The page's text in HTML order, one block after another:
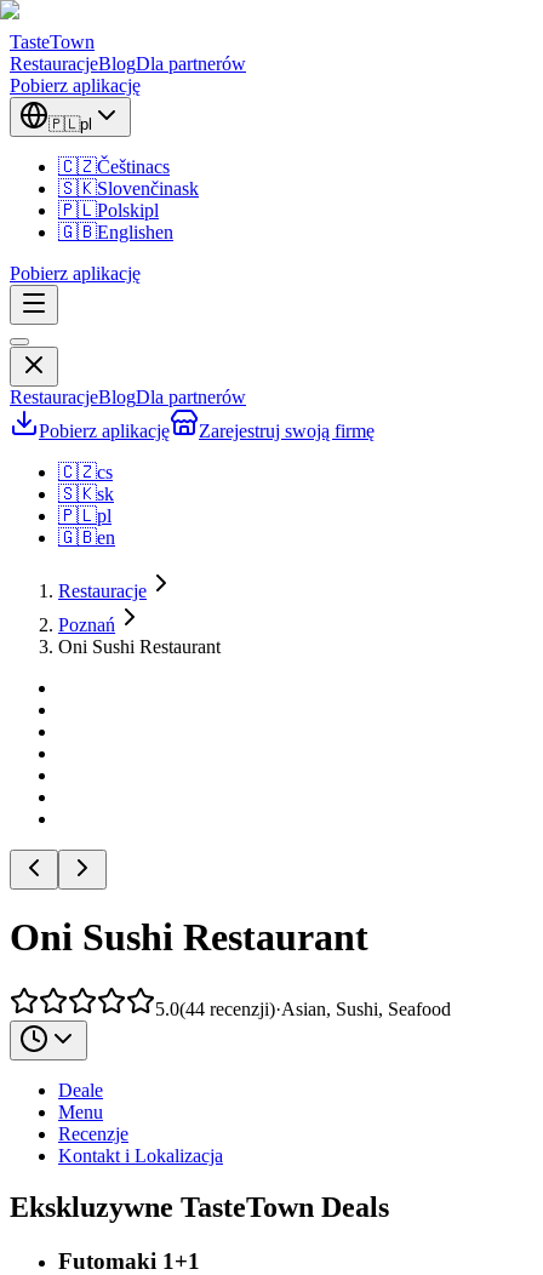
TasteTown
RestauracjeBlogDla partnerów
Pobierz aplikację
🇵🇱pl
🇨🇿Češtinacs
🇸🇰Slovenčinask
🇵🇱Polskipl
🇬🇧Englishen
Pobierz aplikację
RestauracjeBlogDla partnerów
Pobierz aplikację
Zarejestruj swoją firmę
🇨🇿cs
🇸🇰sk
🇵🇱pl
🇬🇧en
Restauracje
Poznań
Oni Sushi Restaurant
Oni Sushi Restaurant
5.0(44 recenzji)·Asian, Sushi, Seafood
Deale
Menu
Recenzje
Kontakt i Lokalizacja
Ekskluzywne TasteTown Deals
Futomaki 1+1